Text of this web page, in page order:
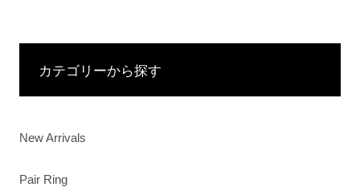
カテゴリーから探す
New Arrivals
Pair Ring